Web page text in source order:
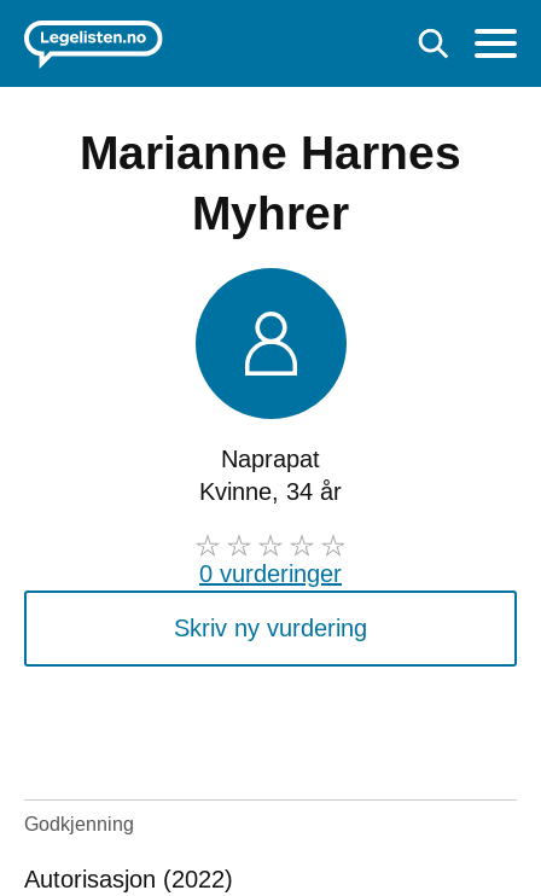
Marianne Harnes
Myhrer
Naprapat
Kvinne, 34 år
0 vurderinger
Skriv ny vurdering
Godkjenning
Autorisasjon (2022)